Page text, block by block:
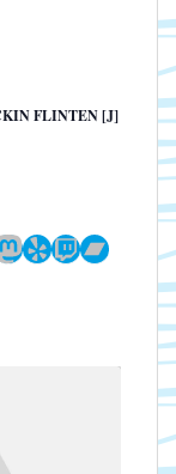
FLINTEN [J]
YelpTwitch